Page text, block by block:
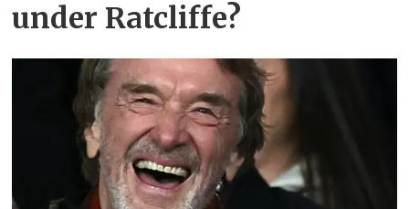
under Ratcliffe?